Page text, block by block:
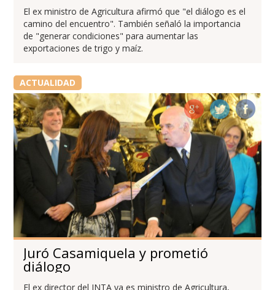
El ex ministro de Agricultura afirmó que "el diálogo es el
camino del encuentro". También señaló la importancia
de "generar condiciones" para aumentar las
exportaciones de trigo y maíz.
ACTUALIDAD
Juró Casamiquela y prometió
diálogo
El ex director del INTA ya es ministro de Agricultura,